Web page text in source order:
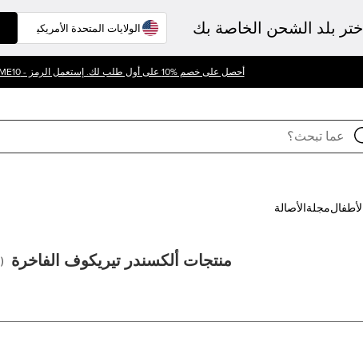
اختر بلد الشحن الخاصة بك
أحصل على خصم %10 على أول طلب لك. إستعمل الرمز - WELCOME10
الأطفالمجلة الأصالة
منتجات ألكسندر تيريكوف الفاخرة (